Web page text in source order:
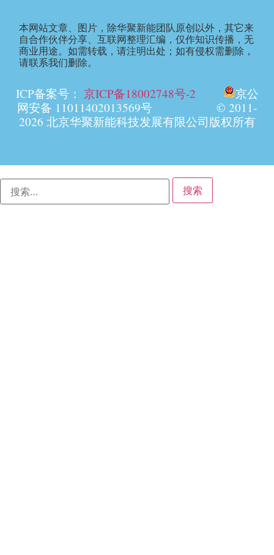
ICP备案号： 京ICP备18002748号-2
京公
网安备 11011402013569号 © 2011-
2026 北京华聚新能科技发展有限公司版权所有
本网站文章、图片，除华聚新能团队原创以外，其它来
自合作伙伴分享、互联网整理汇编，仅作知识传播，无
商业用途。如需转载，请注明出处；如有侵权需删除，
请联系我们删除。